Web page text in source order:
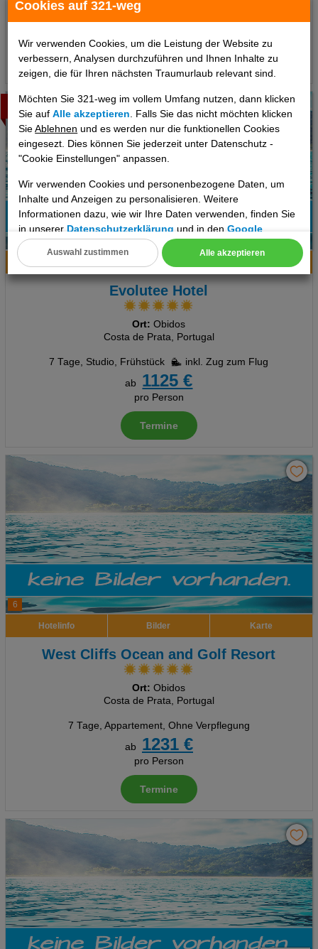
Cookies auf 321-weg
Wir verwenden Cookies, um die Leistung der Website zu
verbessern, Analysen durchzuführen und Ihnen Inhalte zu
zeigen, die für Ihren nächsten Traumurlaub relevant sind.
Möchten Sie 321-weg im vollem Umfang nutzen, dann klicken
Sie aufAlle akzeptieren . Falls Sie das nicht möchten klicken
SieAblehnen und es werden nur die funktionellen Cookies
eingesezt. Dies können Sie jederzeit unter Datenschutz -
"Cookie Einstellungen" anpassen.
Wir verwenden Cookies und personenbezogene Daten, um
Inhalte und Anzeigen zu personalisieren. Weitere
Informationen dazu, wie wir Ihre Daten verwenden, finden Sie
in unsererDatenschutzerklärung und in denGoogle
Datenschutz- und Nutzungsbedingungen
Cookie Einstellungen
Technische Cookies
Social Media Cookies
Erweiterte Einstellungen
Alle akzeptieren
Auswahl zustimmen
ab
Termine
Bilder
Evolutee Hotel
Ort: Obidos
Costa de Prata, Portugal
7 Tage, Studio, Frühstück
inkl. Zug zum Flug
ab
1125 €
pro Person
Termine
6
Hotelinfo Bilder Karte
West Cliffs Ocean and Golf Resort
Ort: Obidos
Costa de Prata, Portugal
7 Tage, Appartement, Ohne Verpflegung
ab
1231 €
pro Person
Termine